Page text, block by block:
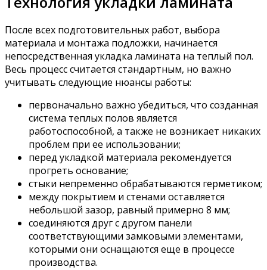
После всех подготовительных работ, выбора
материала и монтажа подложки, начинается
непосредственная укладка ламината на теплый пол.
Весь процесс считается стандартным, но важно
учитывать следующие нюансы работы:
первоначально важно убедиться, что созданная
система теплых полов является
работоспособной, а также не возникает никаких
проблем при ее использовании;
перед укладкой материала рекомендуется
прогреть основание;
стыки непременно обрабатываются герметиком;
между покрытием и стенами оставляется
небольшой зазор, равный примерно 8 мм;
соединяются друг с другом панели
соответствующими замковыми элементами,
которыми они оснащаются еще в процессе
производства.